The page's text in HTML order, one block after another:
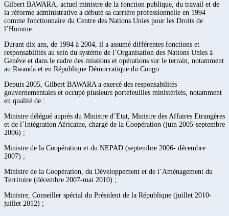
Gilbert BAWARA, actuel ministre de la fonction publique, du travail et de
la réforme administrative a débuté sa carrière professionnelle en 1994
comme fonctionnaire du Centre des Nations Unies pour les Droits de
l’Homme.
Durant dix ans, de 1994 à 2004, il a assumé différentes fonctions et
responsabilités au sein du système de l’Organisation des Nations Unies à
Genève et dans le cadre des missions et opérations sur le terrain, notamment
au Rwanda et en République Démocratique du Congo.
Depuis 2005, Gilbert BAWARA a exercé des responsabilités
gouvernementales et occupé plusieurs portefeuilles ministériels, notamment
en qualité de :
Ministre délégué auprès du Ministre d’Etat, Ministre des Affaires Etrangères
et de l’Intégration Africaine, chargé de la Coopération (juin 2005-septembre
2006) ;
Ministre de la Coopération et du NEPAD (septembre 2006- décembre
2007) ;
Ministre de la Coopération, du Développement et de l’Aménagement du
Territoire (décembre 2007-mai 2010) ;
Ministre, Conseiller spécial du Président de la République (juillet 2010-
juillet 2012) ;